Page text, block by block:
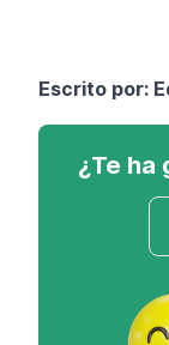
Escrito por:
¿Te ha